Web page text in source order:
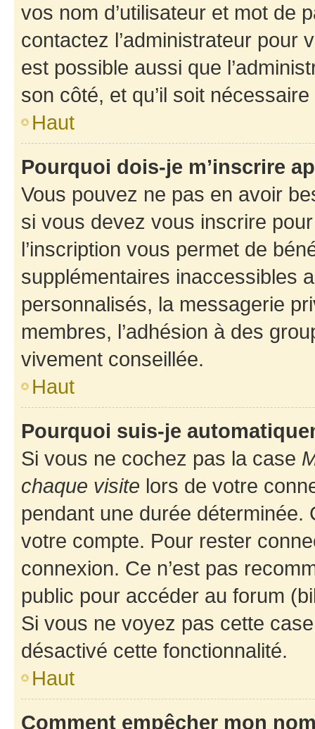
vos nom d’utilisateur et mot de
contactez l’administrateur pour
est possible aussi que
son côté, et qu’il soit
Haut
Pourquoi dois-je m’inscrire
Vous pouvez ne pas en avoir
si vous devez vous inscrire
l’inscription vous permet de
supplémentaires inaccessibles
personnalisés, la messagerie
membres, l’adhésion à des
vivement conseillée.
Haut
Pourquoi suis-je
Si vous ne cochez pas la case
chaque visite lors de votre
pendant une durée déterminée.
votre compte. Pour rester
connexion. Ce n’est pas
public pour accéder au forum
Si vous ne voyez pas cette
désactivé cette fonctionnalité.
Haut
Comment empêcher mon